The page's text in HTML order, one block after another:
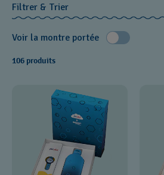
Filtrer & Trier
Voir la montre portée
106 produits